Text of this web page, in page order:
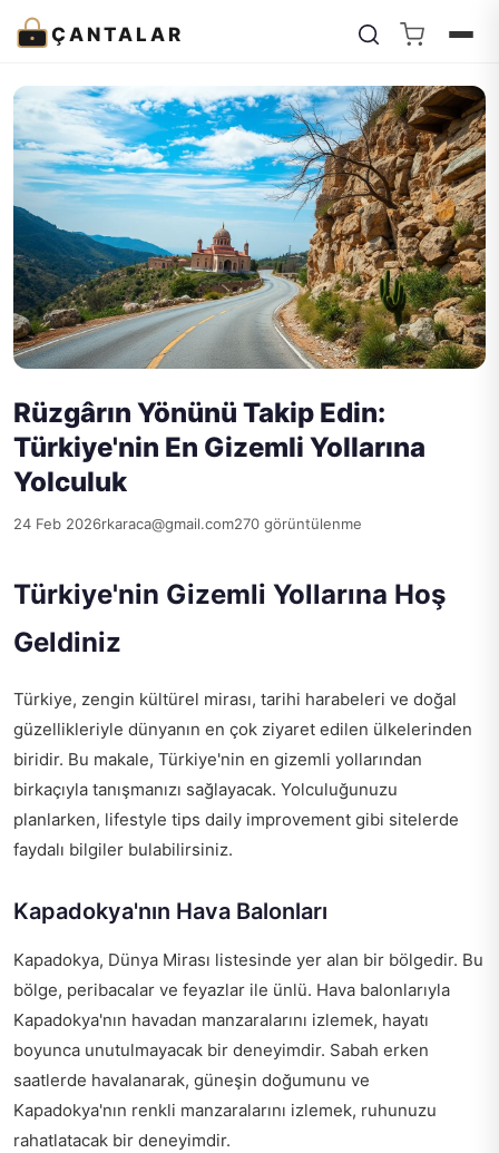
ÇANTALAR
Rüzgârın Yönünü Takip Edin:
Türkiye'nin En Gizemli Yollarına
Yolculuk
24 Feb 2026rkaraca@gmail.com270 görüntülenme
Türkiye'nin Gizemli Yollarına Hoş
Geldiniz
Türkiye, zengin kültürel mirası, tarihi harabeleri ve doğal
güzellikleriyle dünyanın en çok ziyaret edilen ülkelerinden
biridir. Bu makale, Türkiye'nin en gizemli yollarından
birkaçıyla tanışmanızı sağlayacak. Yolculuğunuzu
planlarken, lifestyle tips daily improvement gibi sitelerde
faydalı bilgiler bulabilirsiniz.
Kapadokya'nın Hava Balonları
Kapadokya, Dünya Mirası listesinde yer alan bir bölgedir. Bu
bölge, peribacalar ve feyazlar ile ünlü. Hava balonlarıyla
Kapadokya'nın havadan manzaralarını izlemek, hayatı
boyunca unutulmayacak bir deneyimdir. Sabah erken
saatlerde havalanarak, güneşin doğumunu ve
Kapadokya'nın renkli manzaralarını izlemek, ruhunuzu
rahatlatacak bir deneyimdir.